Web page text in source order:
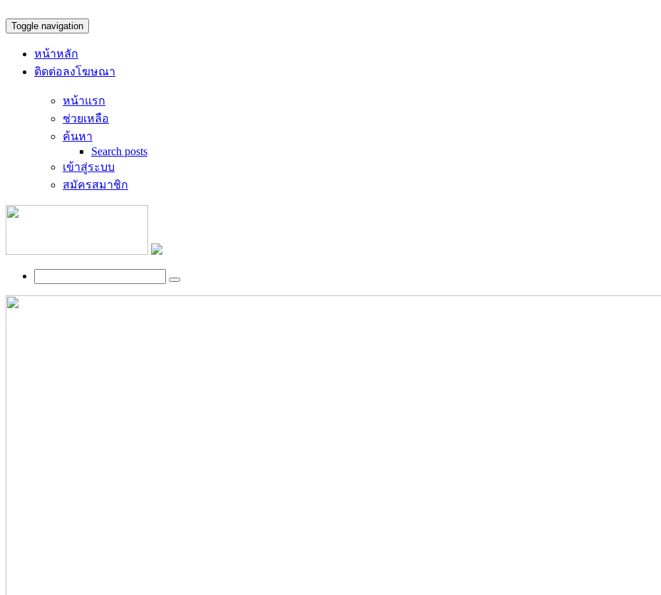
Toggle navigation
หน้าหลัก
ติดต่อลงโฆษณา
หน้าแรก
ช่วยเหลือ
ค้นหา
Search posts
เข้าสู่ระบบ
สมัครสมาชิก